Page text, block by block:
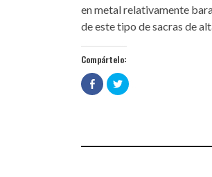
en metal relativamente
de este tipo de sacras de
Compártelo:
Haz
clic
para
en
Haz
clic
en